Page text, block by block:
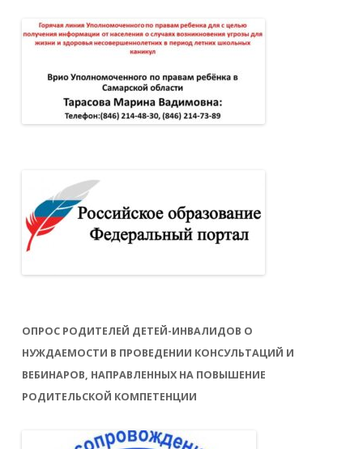
ОПРОС РОДИТЕЛЕЙ ДЕТЕЙ-ИНВАЛИДОВ О
НУЖДАЕМОСТИ В ПРОВЕДЕНИИ КОНСУЛЬТАЦИЙ И
ВЕБИНАРОВ, НАПРАВЛЕННЫХ НА ПОВЫШЕНИЕ
РОДИТЕЛЬСКОЙ КОМПЕТЕНЦИИ